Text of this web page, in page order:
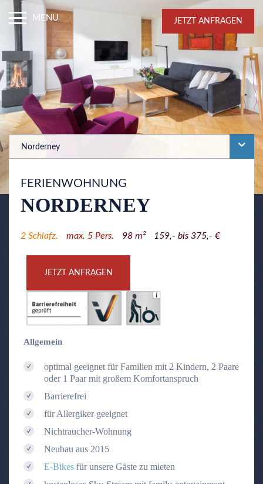
MENU JETZT ANFRAGEN
Norderney
FERIENWOHNUNG
NORDERNEY
2 Schlafz. max. 5 Pers. 98 m² 159,- bis 375,- €
JETZT ANFRAGEN
Allgemein
optimal geeignet für Familien mit 2 Kindern, 2 Paare
oder 1 Paar mit großem Komfortanspruch
Barrierefrei
für Allergiker geeignet
Nichtraucher-Wohnung
Neubau aus 2015
E-Bikes für unsere Gäste zu mieten